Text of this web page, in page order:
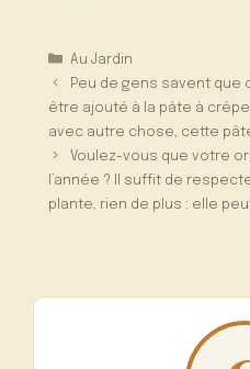
Catégories
Au Jardin
Peu de gens savent que
être ajouté à la pâte à
avec autre chose, cette
Voulez-vous que votre
l’année ? Il suffit de
plante, rien de plus : elle